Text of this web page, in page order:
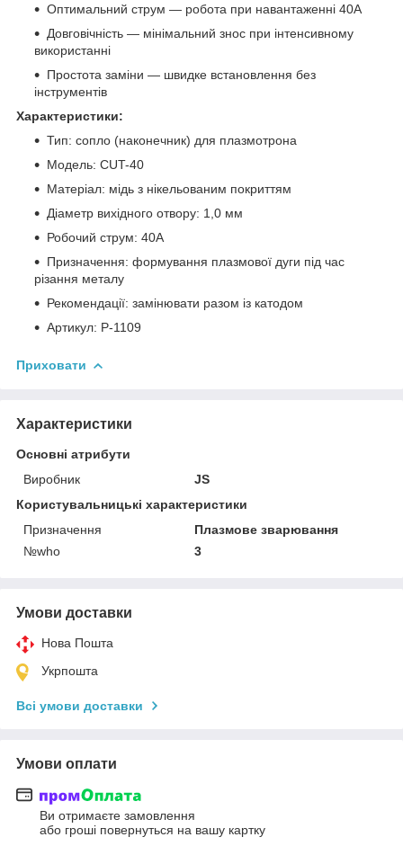
Оптимальний струм — робота при навантаженні 40А
Довговічність — мінімальний знос при інтенсивному
використанні
Простота заміни — швидке встановлення без
інструментів
Характеристики:
Тип: сопло (наконечник) для плазмотрона
Модель: CUT-40
Матеріал: мідь з нікельованим покриттям
Діаметр вихідного отвору: 1,0 мм
Робочий струм: 40А
Призначення: формування плазмової дуги під час
різання металу
Рекомендації: замінювати разом із катодом
Артикул: P-1109
Приховати
Характеристики
Основні атрибути
Виробник
JS
Користувальницькі характеристики
Призначення
Плазмове зварювання
№who
3
Умови доставки
Нова Пошта
Укрпошта
Всі умови доставки
Умови оплати
Ви отримаєте замовлення
або гроші повернуться на вашу картку